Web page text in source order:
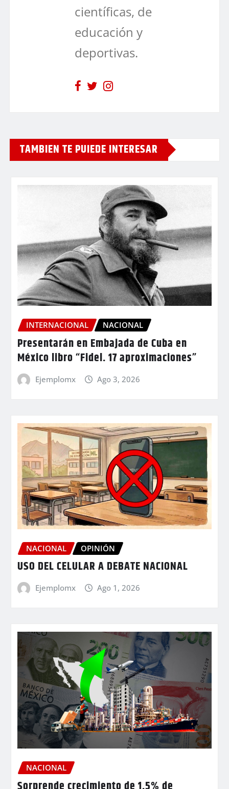
científicas, de
educación y
deportivas.
TAMBIEN TE PUIEDE INTERESAR
INTERNACIONAL NACIONAL
Presentarán en Embajada de Cuba en
México libro “Fidel. 17 aproximaciones”
Ejemplomx Ago 3, 2026
NACIONAL OPINIÓN
USO DEL CELULAR A DEBATE NACIONAL
Ejemplomx Ago 1, 2026
NACIONAL